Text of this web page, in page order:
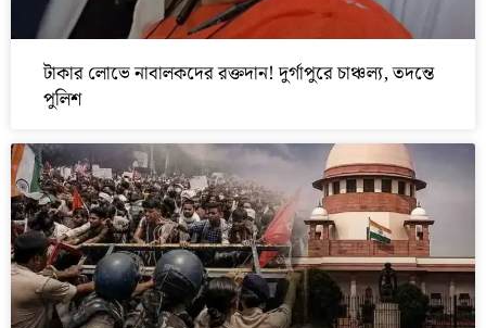
টাকার লোভে নাবালকদের রক্তদান! দুর্গাপুরে চাঞ্চল্য, তদন্তে
পুলিশ